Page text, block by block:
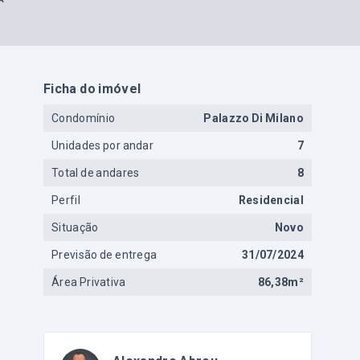
Ficha do imóvel
Condomínio Palazzo Di Milano
Unidades por andar 7
Total de andares 8
Perfil Residencial
Situação Novo
Previsão de entrega 31/07/2024
Área Privativa 86,38m²